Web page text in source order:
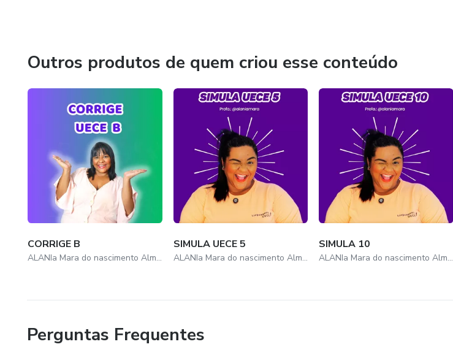
Outros produtos de quem criou esse conteúdo
CORRIGE B
ALANIa Mara do nascimento Almeida
SIMULA UECE 5
ALANIa Mara do nascimento Almeida
SIMULA 10
ALANIa Mara do nascimento Almeida
Perguntas Frequentes